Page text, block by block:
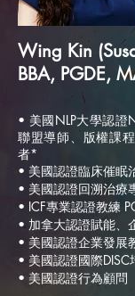
Wing Kin
BBA, PGDE,
• 美國NLP大學認證
聯盟導師、版權課
者*
• 美國認證臨床催眠
• 美國認證回溯治療
• ICF專業認證教練
• 加拿大認證賦能、
• 美國認證企業發展
• 美國認證國際DISC
• 美國認證行為顧問